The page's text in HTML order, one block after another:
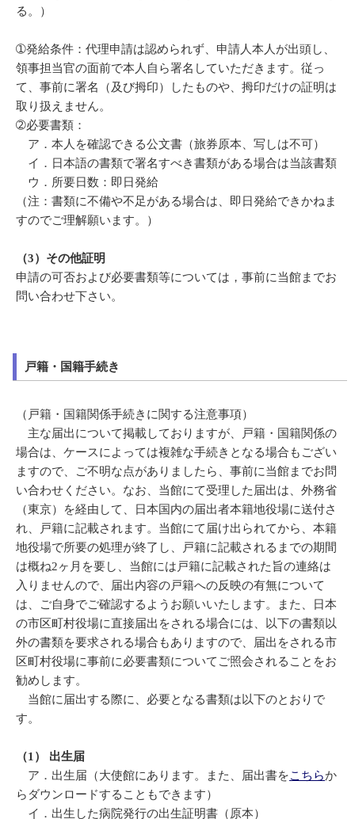
る。）
➀発給条件：代理申請は認められず、申請人本人が出頭し、
領事担当官の面前で本人自ら署名していただきます。従っ
て、事前に署名（及び拇印）したものや、拇印だけの証明は
取り扱えません。
➁必要書類：
ア．本人を確認できる公文書（旅券原本、写しは不可）
イ．日本語の書類で署名すべき書類がある場合は当該書類
ウ．所要日数：即日発給
（注：書類に不備や不足がある場合は、即日発給できかねま
すのでご理解願います。）
（3）その他証明
申請の可否および必要書類等については，事前に当館までお
問い合わせ下さい。
戸籍・国籍手続き
（戸籍・国籍関係手続きに関する注意事項）
主な届出について掲載しておりますが、戸籍・国籍関係の
場合は、ケースによっては複雑な手続きとなる場合もござい
ますので、ご不明な点がありましたら、事前に当館までお問
い合わせください。なお、当館にて受理した届出は、外務省
（東京）を経由して、日本国内の届出者本籍地役場に送付さ
れ、戸籍に記載されます。当館にて届け出られてから、本籍
地役場で所要の処理が終了し、戸籍に記載されるまでの期間
は概ね2ヶ月を要し、当館には戸籍に記載された旨の連絡は
入りませんので、届出内容の戸籍への反映の有無について
は、ご自身でご確認するようお願いいたします。また、日本
の市区町村役場に直接届出をされる場合には、以下の書類以
外の書類を要求される場合もありますので、届出をされる市
区町村役場に事前に必要書類についてご照会されることをお
勧めします。
当館に届出する際に、必要となる書類は以下のとおりで
す。
（1） 出生届
ア．出生届（大使館にあります。また、届出書をこちらか
らダウンロードすることもできます）
イ．出生した病院発行の出生証明書（原本）